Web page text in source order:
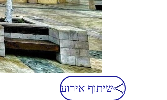
שיתוף אירוע